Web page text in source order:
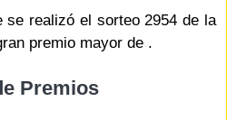
se realizó el sorteo 2954 de la
premio mayor de .
Premios